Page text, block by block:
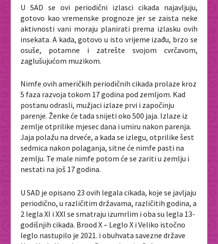
U SAD se ovi periodični izlasci cikada najavljuju,
gotovo kao vremenske prognoze jer se zaista neke
aktivnosti vani moraju planirati prema izlasku ovih
insekata. A kada, gotovo u isto vrijeme izađu, brzo se
osuše, potamne i zatrešte svojom cvrčavom,
zaglušujućom muzikom.
Nimfe ovih američkih periodičnih cikada prolaze kroz
5 faza razvoja tokom 17 godina pod zemljom. Kad
postanu odrasli, mužjaci izlaze prvi i započinju
parenje. Ženke će tada snijeti oko 500 jaja. Izlaze iz
zemlje otprilike mjesec dana i umiru nakon parenja.
Jaja polažu na drveće, a kada se izlegu, otprilike šest
sedmica nakon polaganja, sitne će nimfe pasti na
zemlju. Te male nimfe potom će se zariti u zemlju i
nestati na još 17 godina.
U SAD je opisano 23 ovih legala cikada, koje se javljaju
periodično, u različitim državama, različitih godina, a
2 legla XI i XXI se smatraju izumrlim i oba su legla 13-
godišnjih cikada. Brood X – Leglo X i Veliko istočno
leglo nastupilo je 2021. i obuhvata savezne države